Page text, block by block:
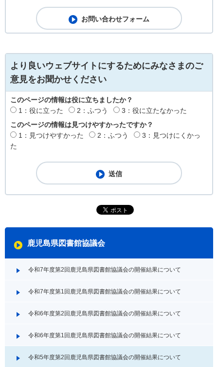
より良いウェブサイトにするためにみなさまのご
意見をお聞かせください
このページの情報は役に立ちましたか？
1：役に立った
2：ふつう
3：役に立たなかった
このページの情報は見つけやすかったですか？
1：見つけやすかった
2：ふつう
3：見つけにくかっ
た
鹿児島県図書館協議会
令和7年度第2回鹿児島県図書館協議会の開催結果について
令和7年度第1回鹿児島県図書館協議会の開催結果について
令和6年度第2回鹿児島県図書館協議会の開催結果について
令和6年度第1回鹿児島県図書館協議会の開催結果について
令和5年度第2回鹿児島県図書館協議会の開催結果について